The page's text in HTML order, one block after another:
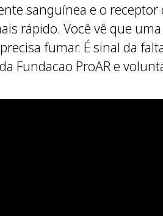
sanguínea e o receptor
rápido. Você vê que
fumar. É sinal da
Fundacao ProAR e